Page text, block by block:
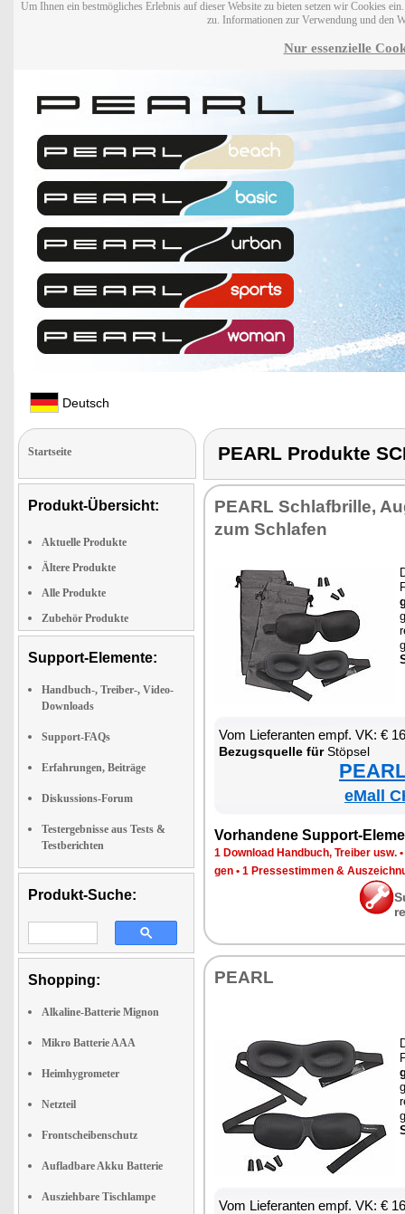
Um Ihnen ein bestmögliches Erlebnis auf dieser Website zu bieten setzen wir Cookies
zu. Informationen zur Verwendung und den
Nur essenzielle
Deutsch
Startseite
Produkt-Übersicht:
Aktuelle Produkte
Ältere Produkte
Alle Produkte
Zubehör Produkte
Support-Elemente:
Handbuch-, Treiber-, Video-
Downloads
Support-FAQs
Erfahrungen, Beiträge
Diskussions-Forum
Testergebnisse aus Tests &
Testberichten
Produkt-Suche:
Shopping:
Alkaline-Batterie Mignon
Mikro Batterie AAA
Heimhygrometer
Netzteil
Frontscheibenschutz
Aufladbare Akku Batterie
Ausziehbare Tischlampe
PEARL Produkte
PEARL Schlaf­bril­le,
zum Schla­fen
Vom Lie­fe­ran­ten empf. VK: €
Be­zugs­quel­le fürStöp­sel
eMall
Vor­han­de­ne Sup­port-
1 Down­load Hand­buch, Trei­ber usw. •
gen • 1 Pres­se­stim­men &
PEARL
Vom Lie­fe­ran­ten empf. VK: €